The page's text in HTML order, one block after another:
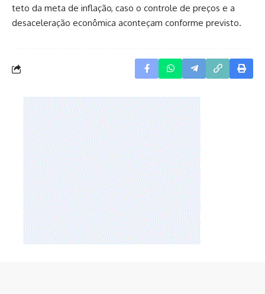
teto da meta de inflação, caso o controle de preços e a
desaceleração econômica aconteçam conforme previsto.